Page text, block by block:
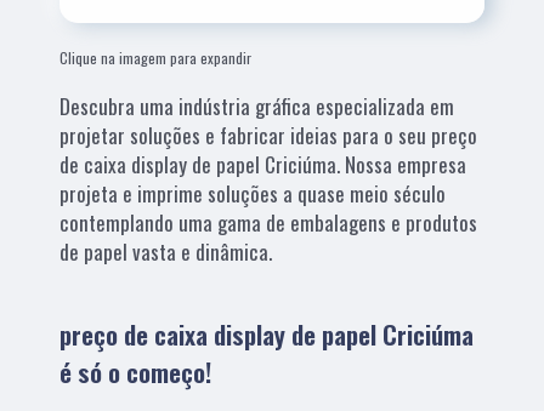
Clique na imagem para expandir
Descubra uma indústria gráfica especializada em
projetar soluções e fabricar ideias para o seu preço
de caixa display de papel Criciúma. Nossa empresa
projeta e imprime soluções a quase meio século
contemplando uma gama de embalagens e produtos
de papel vasta e dinâmica.
preço de caixa display de papel Criciúma
é só o começo!